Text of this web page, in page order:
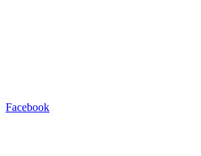
Facebook